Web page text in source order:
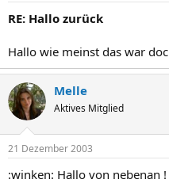
RE: Hallo zurück
Hallo wie meinst das war
Melle
Aktives Mitglied
21 Dezember 2003
:winken: Hallo von nebenan !